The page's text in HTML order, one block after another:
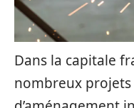
Dans la capitale
nombreux